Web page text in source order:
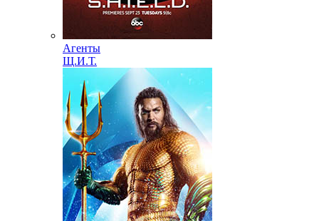
Агенты
Щ.И.Т.